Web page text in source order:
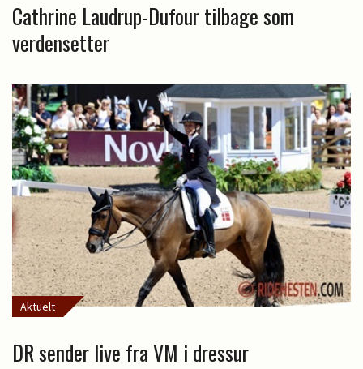
Cathrine Laudrup-Dufour tilbage som
verdensetter
Aktuelt
DR sender live fra VM i dressur